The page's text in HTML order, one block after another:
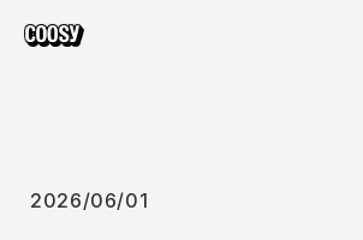
2026/06/01